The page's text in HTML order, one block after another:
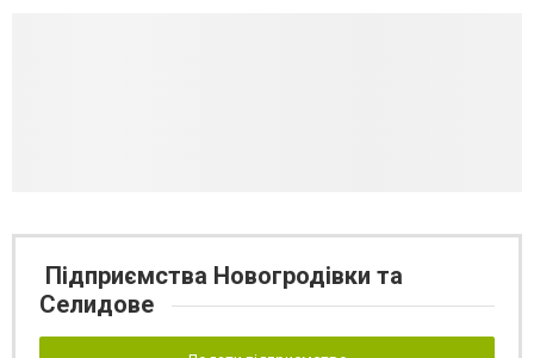
Підприємства Новогродівки та
Селидове